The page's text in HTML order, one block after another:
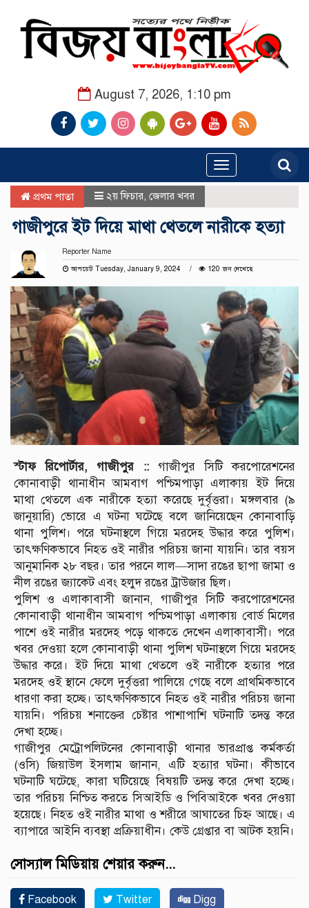
August 7, 2026, 1:10 pm
Toggle
navigation
প্রথম পাতা ২য় ফিচার জেলার খবর
গাজীপুরে ইট দিয়ে মাথা থেতলে নারীকে হত্যা
Reporter Name
আপডেট Tuesday, January 9, 2024
120 জন দেখেছে
স্টাফ রিপোর্টার, গাজীপুর :: গাজীপুর সিটি করপোরেশনের
কোনাবাড়ী থানাধীন আমবাগ পশ্চিমপাড়া এলাকায় ইট দিয়ে
মাথা থেতলে এক নারীকে হত্যা করেছে দুর্বৃত্তরা। মঙ্গলবার (৯
জানুয়ারি) ভোরে এ ঘটনা ঘটেছে বলে জানিয়েছেন কোনাবাড়ি
থানা পুলিশ। পরে ঘটনাস্থলে গিয়ে মরদেহ উদ্ধার করে পুলিশ।
তাৎক্ষণিকভাবে নিহত ওই নারীর পরিচয় জানা যায়নি। তার বয়স
আনুমানিক ২৮ বছর। তার পরনে লাল—সাদা রঙের ছাপা জামা ও
নীল রঙের জ্যাকেট এবং হলুদ রঙের ট্রাউজার ছিল।
পুলিশ ও এলাকাবাসী জানান, গাজীপুর সিটি করপোরেশনের
কোনাবাড়ী থানাধীন আমবাগ পশ্চিমপাড়া এলাকায় বোর্ড মিলের
পাশে ওই নারীর মরদেহ পড়ে থাকতে দেখেন এলাকাবাসী। পরে
খবর দেওয়া হলে কোনাবাড়ী থানা পুলিশ ঘটনাস্থলে গিয়ে মরদেহ
উদ্ধার করে। ইট দিয়ে মাথা থেতলে ওই নারীকে হত্যার পরে
মরদেহ ওই স্থানে ফেলে দুর্বৃত্তরা পালিয়ে গেছে বলে প্রাথমিকভাবে
ধারণা করা হচ্ছে। তাৎক্ষণিকভাবে নিহত ওই নারীর পরিচয় জানা
যায়নি। পরিচয় শনাক্তের চেষ্টার পাশাপাশি ঘটনাটি তদন্ত করে
দেখা হচ্ছে।
গাজীপুর মেট্রোপলিটনের কোনাবাড়ী থানার ভারপ্রাপ্ত কর্মকর্তা
(ওসি) জিয়াউল ইসলাম জানান, এটি হত্যার ঘটনা। কীভাবে
ঘটনাটি ঘটেছে, কারা ঘটিয়েছে বিষয়টি তদন্ত করে দেখা হচ্ছে।
তার পরিচয় নিশ্চিত করতে সিআইডি ও পিবিআইকে খবর দেওয়া
হয়েছে। নিহত ওই নারীর মাথা ও শরীরে আঘাতের চিহ্ন আছে। এ
ব্যাপারে আইনি ব্যবস্থা প্রক্রিয়াধীন। কেউ গ্রেপ্তার বা আটক হয়নি।
সোস্যাল মিডিয়ায় শেয়ার করুন...
Facebook Twitter Digg